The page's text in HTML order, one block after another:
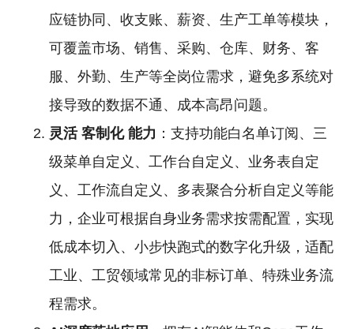
应链协同、收支账、薪资、生产工单等模块，
可覆盖市场、销售、采购、仓库、财务、客
服、外勤、生产等全岗位需求，避免多系统对
接导致的数据不通、成本高昂问题。
灵活 客制化 能力 ：支持功能白名单订阅、三
级菜单自定义、工作台自定义、业务表自定
义、工作流自定义、多表聚合分析自定义等能
力，企业可根据自身业务需求按需配置，实现
低成本切入、小步快跑式的数字化升级，适配
工业、工贸领域常见的非标订单、特殊业务流
程需求。